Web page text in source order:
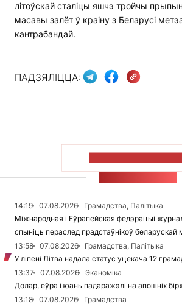
літоўскай сталіцы яшчэ тройчы
масавы залёт ў краіну з Беларусі
кантрабандай.
ПАДЗЯЛІЦЦА:
14:19 07.08.2026
Грамадства, Палітыка
Міжнародная і Еўрапейская федэрацыі
спыніць пераслед прадстаўнікоў
13:58
07.08.2026
Грамадства, Палітыка
У ліпені Літва надала статус уцекача 12
13:37
07.08.2026
Эканоміка
Долар, еўра і юань падаражэлі на апошніх
13:18
07.08.2026
Грамадства